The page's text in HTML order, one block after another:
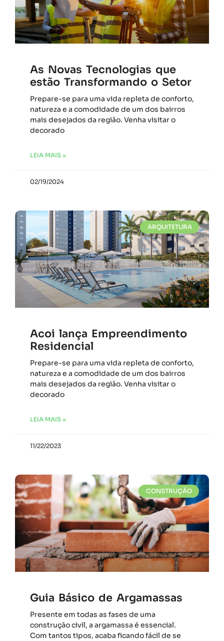
As Novas Tecnologias que
estão Transformando o Setor
Prepare-se para uma vida repleta de conforto,
natureza e a comodidade de um dos bairros
mais desejados da região. Venha visitar o
decorado
LEIA MAIS »
02/19/2024
ARQUITETURA
Acoi lança Empreendimento
Residencial
Prepare-se para uma vida repleta de conforto,
natureza e a comodidade de um dos bairros
mais desejados da região. Venha visitar o
decorado
LEIA MAIS »
11/22/2023
CONSTRUÇÃO
Guia Básico de Argamassas
Presente em todas as fases de uma
construção civil, a argamassa é essencial.
Com tantos tipos, acaba ficando fácil de se